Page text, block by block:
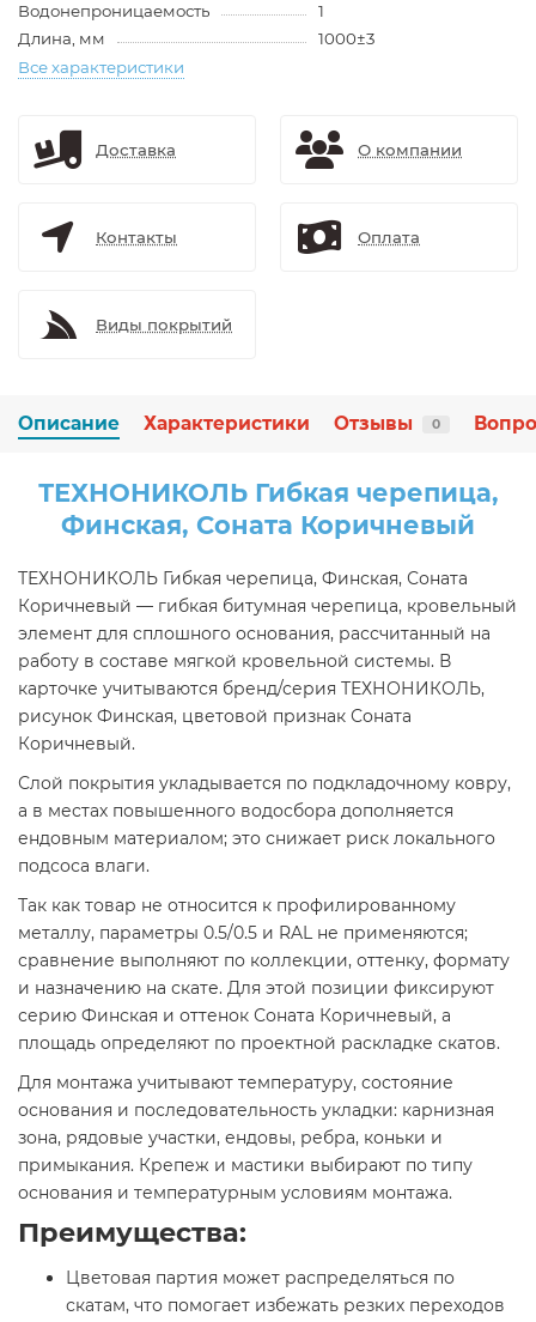
Водонепроницаемость
1
Длина, мм
1000±3
Все характеристики
Доставка О компании
Контакты Оплата
Виды покрытий
Описание Характеристики Отзывы 0
ТЕХНОНИКОЛЬ Гибкая черепица,
Финская, Соната Коричневый
ТЕХНОНИКОЛЬ Гибкая черепица, Финская, Соната
Коричневый — гибкая битумная черепица, кровельный
элемент для сплошного основания, рассчитанный на
работу в составе мягкой кровельной системы. В
карточке учитываются бренд/серия ТЕХНОНИКОЛЬ,
рисунок Финская, цветовой признак Соната
Коричневый.
Слой покрытия укладывается по подкладочному ковру,
а в местах повышенного водосбора дополняется
ендовным материалом; это снижает риск локального
подсоса влаги.
Так как товар не относится к профилированному
металлу, параметры 0.5/0.5 и RAL не применяются;
сравнение выполняют по коллекции, оттенку, формату
и назначению на скате. Для этой позиции фиксируют
серию Финская и оттенок Соната Коричневый, а
площадь определяют по проектной раскладке скатов.
Для монтажа учитывают температуру, состояние
основания и последовательность укладки: карнизная
зона, рядовые участки, ендовы, ребра, коньки и
примыкания. Крепеж и мастики выбирают по типу
основания и температурным условиям монтажа.
Преимущества:
Цветовая партия может распределяться по
скатам, что помогает избежать резких переходов